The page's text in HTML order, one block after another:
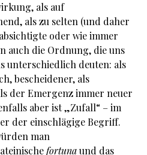
als auf
als zu selten (und daher
oder wie immer
auch die Ordnung, die uns
unterschiedlich deuten: als
bescheidener, als
der Emergenz immer neuer
aber ist „Zufall“ – im
der einschlägige Begriff.
man
fortunaund das